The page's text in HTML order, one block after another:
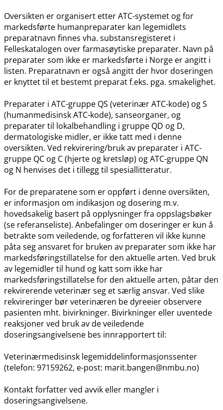
Oversikten er organisert etter ATC-systemet og for
markedsførte humanpreparater kan legemidlets
preparatnavn finnes vha. substansregisteret i
Felleskatalogen over farmasøytiske preparater. Navn på
preparater som ikke er markedsførte i Norge er angitt i
listen. Preparatnavn er også angitt der hvor doseringen
er knyttet til et bestemt preparat f.eks. pga. smakelighet.
Preparater i ATC-gruppe QS (veterinær ATC-kode) og S
(humanmedisinsk ATC-kode), sanseorganer, og
preparater til lokalbehandling i gruppe QD og D,
dermatologiske midler, er ikke tatt med i denne
oversikten. Ved rekvirering​/​bruk av preparater i ATC-
gruppe QC og C (hjerte og kretsløp) og ATC-gruppe QN
og N henvises det i tillegg til spesiallitteratur.
For de preparatene som er oppført i denne oversikten,
er informasjon om indikasjon og dosering m.v.
hovedsakelig basert på opplysninger fra oppslagsbøker
(se referanseliste). Anbefalinger om doseringer er kun å
betrakte som veiledende, og forfatteren vil ikke kunne
påta seg ansvaret for bruken av preparater som ikke har
markedsføringstillatelse for den aktuelle arten. Ved bruk
av legemidler til hund og katt som ikke har
markedsføringstillatelse for den aktuelle arten, påtar den
rekvirerende veterinær seg et særlig ansvar. Ved slike
rekvireringer bør veterinæren be dyreeier observere
pasienten mht. bivirkninger. Bivirkninger eller uventede
reaksjoner ved bruk av de veiledende
doseringsangivelsene bes innrapportert til:
Veterinærmedisinsk legemiddelinformasjonssenter
(telefon: 97159262, e-post: marit.bangen@nmbu.no)
Kontakt forfatter ved avvik eller mangler i
doseringsangivelsene.